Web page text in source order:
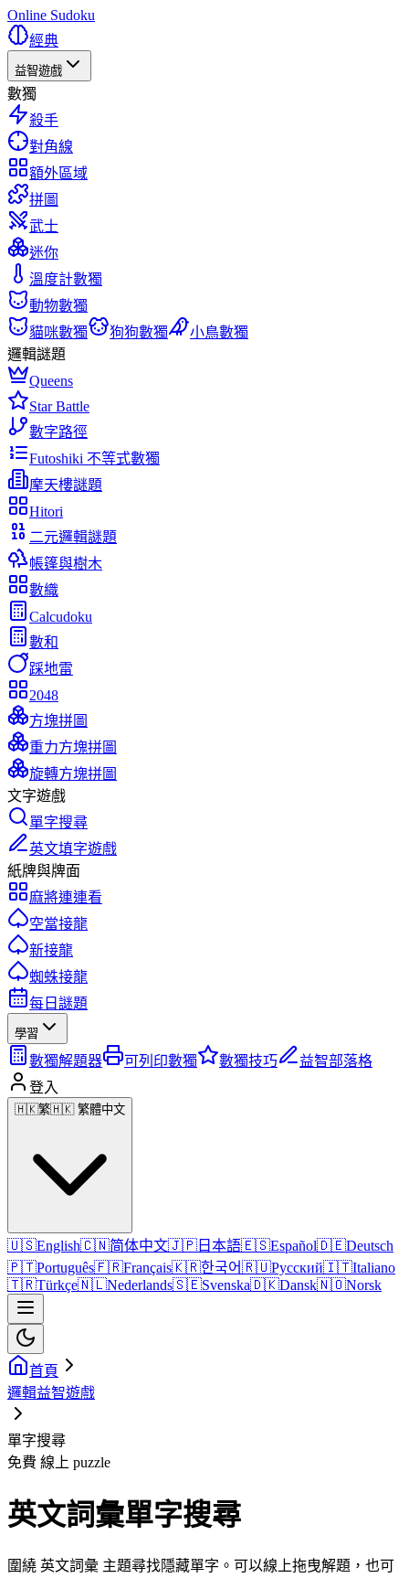
Online Sudoku
經典
益智遊戲
數獨
殺手
對角線
額外區域
拼圖
武士
迷你
溫度計數獨
動物數獨
貓咪數獨
狗狗數獨
小鳥數獨
邏輯謎題
Queens
Star Battle
數字路徑
Futoshiki 不等式數獨
摩天樓謎題
Hitori
二元邏輯謎題
帳篷與樹木
數織
Calcudoku
數和
踩地雷
2048
方塊拼圖
重力方塊拼圖
旋轉方塊拼圖
文字遊戲
單字搜尋
英文填字遊戲
紙牌與牌面
麻將連連看
空當接龍
新接龍
蜘蛛接龍
每日謎題
學習
數獨解題器 可列印數獨 數獨技巧
益智部落格
登入
🇭🇰繁🇭🇰 繁體中文
🇺🇸English🇨🇳简体中文🇯🇵 日本語🇪🇸Español🇩🇪Deutsch
🇵🇹Português🇫🇷Français🇰🇷한국어🇷🇺Русский🇮🇹Italiano
🇹🇷Türkçe🇳🇱Nederlands🇸🇪Svenska🇩🇰Dansk🇳🇴Norsk
首頁
邏輯益智遊戲
單字搜尋
免費 線上 puzzle
英文詞彙單字搜尋
圍繞 英文詞彙 主題尋找隱藏單字。可以線上拖曳解題，也可